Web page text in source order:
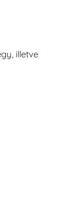
illetve